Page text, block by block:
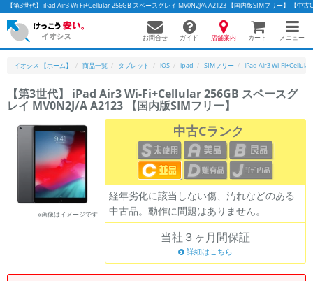
【第3世代】 iPad Air3 Wi-Fi+Cellular 256GB スペースグレイ MV0N2J/A A2123 【国内版SIMフリー】 【中
お問合せ ガイド 店舗案内 カート メニュー
イオシス 【ホーム】 商品一覧 タブレット iOS ipad SIMフリー iPad Air3 Wi-Fi+Cellular
【第3世代】 iPad Air3 Wi-Fi+Cellular 256GB スペースグ
レイ MV0N2J/A A2123 【国内版SIMフリー】
※画像はイメージです
中古Cランク
経年劣化に該当しない傷、汚れなどのある
中古品。動作に問題はありません。
当社３ヶ月間保証
詳細はこちら
かんたんパソコン検索に切り替える
フリーワード
除外ワード
人気の検索ワード：Let's note EliteBookMacBook
「スマートフォン」「タブレット」など